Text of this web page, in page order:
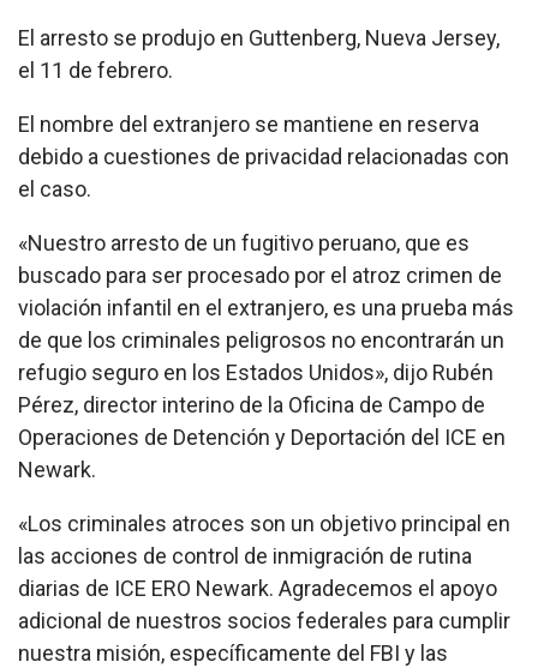
El arresto se produjo en Guttenberg, Nueva Jersey,
el 11 de febrero.
El nombre del extranjero se mantiene en reserva
debido a cuestiones de privacidad relacionadas con
el caso.
«Nuestro arresto de un fugitivo peruano, que es
buscado para ser procesado por el atroz crimen de
violación infantil en el extranjero, es una prueba más
de que los criminales peligrosos no encontrarán un
refugio seguro en los Estados Unidos», dijo Rubén
Pérez, director interino de la Oficina de Campo de
Operaciones de Detención y Deportación del ICE en
Newark.
«Los criminales atroces son un objetivo principal en
las acciones de control de inmigración de rutina
diarias de ICE ERO Newark. Agradecemos el apoyo
adicional de nuestros socios federales para cumplir
nuestra misión, específicamente del FBI y las